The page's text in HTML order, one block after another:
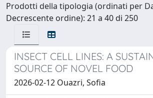
Prodotti della tipologia (ordinati per
Decrescente ordine): 21 a 40 di 250
INSECT CELL LINES: A
SOURCE OF NOVEL FOOD
2026-02-12 Ouazri, Sofia